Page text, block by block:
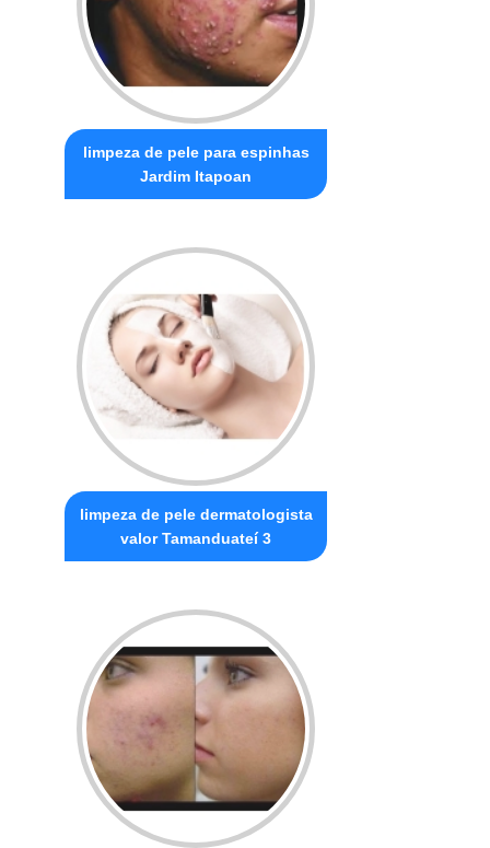
limpeza de pele para espinhas
Jardim Itapoan
limpeza de pele dermatologista
valor Tamanduateí 3